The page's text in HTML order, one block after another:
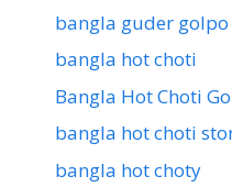
bangla guder
bangla hot choti
Bangla Hot Choti
bangla hot choti
bangla hot choty